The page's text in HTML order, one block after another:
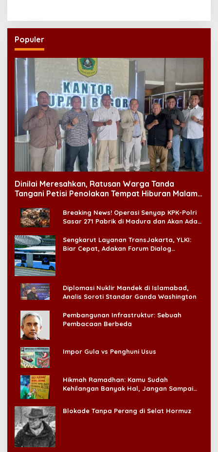
Populer
Dinilai Meresahkan, Ratusan Warga Tanda
Tangani Petisi Penolakan Tempat Hiburan Malam
Breaking News! Operasi Senyap KPK-Polri
Sasar 271 Pabrik di Madura dan Akan Ada
Sengkarut Layanan TransJakarta, YLKI:
Biar Cepat, Adakan Forum Dialog
Diplomasi Nuklir Mandek di Islamabad,
Analis Soroti Standar Ganda Washington
Pembangunan Infrastruktur: Sebuah
Pembacaan Berbeda
Impor Gula vs Penghuni Usus
Hikmah Ramadhan: Kamu Sudah
Kehilangan Banyak Hal, Jangan Sampai
Blokade Tanpa Perang di Selat Hormuz